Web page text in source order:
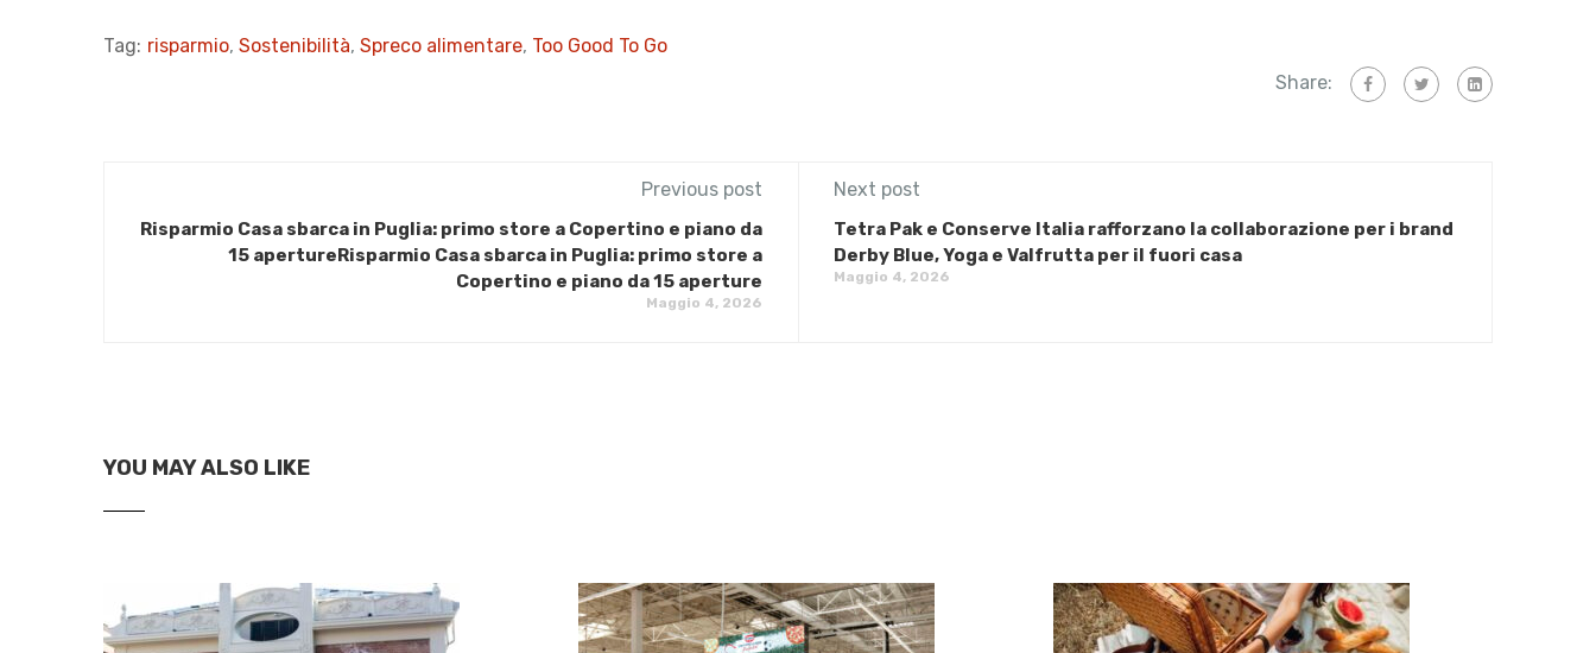
Tag: risparmio, Sostenibilità, Spreco alimentare, Too Good To Go
Share:
Previous post
Risparmio Casa sbarca in Puglia: primo store a Copertino e piano da
15 apertureRisparmio Casa sbarca in Puglia: primo store a
Copertino e piano da 15 aperture
Maggio 4, 2026
Next post
Tetra Pak e Conserve Italia rafforzano la collaborazione per i brand
Derby Blue, Yoga e Valfrutta per il fuori casa
Maggio 4, 2026
YOU MAY ALSO LIKE